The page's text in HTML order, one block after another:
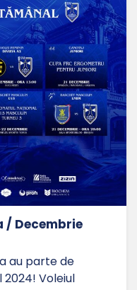
/ Decembrie
au parte de
Voleiul